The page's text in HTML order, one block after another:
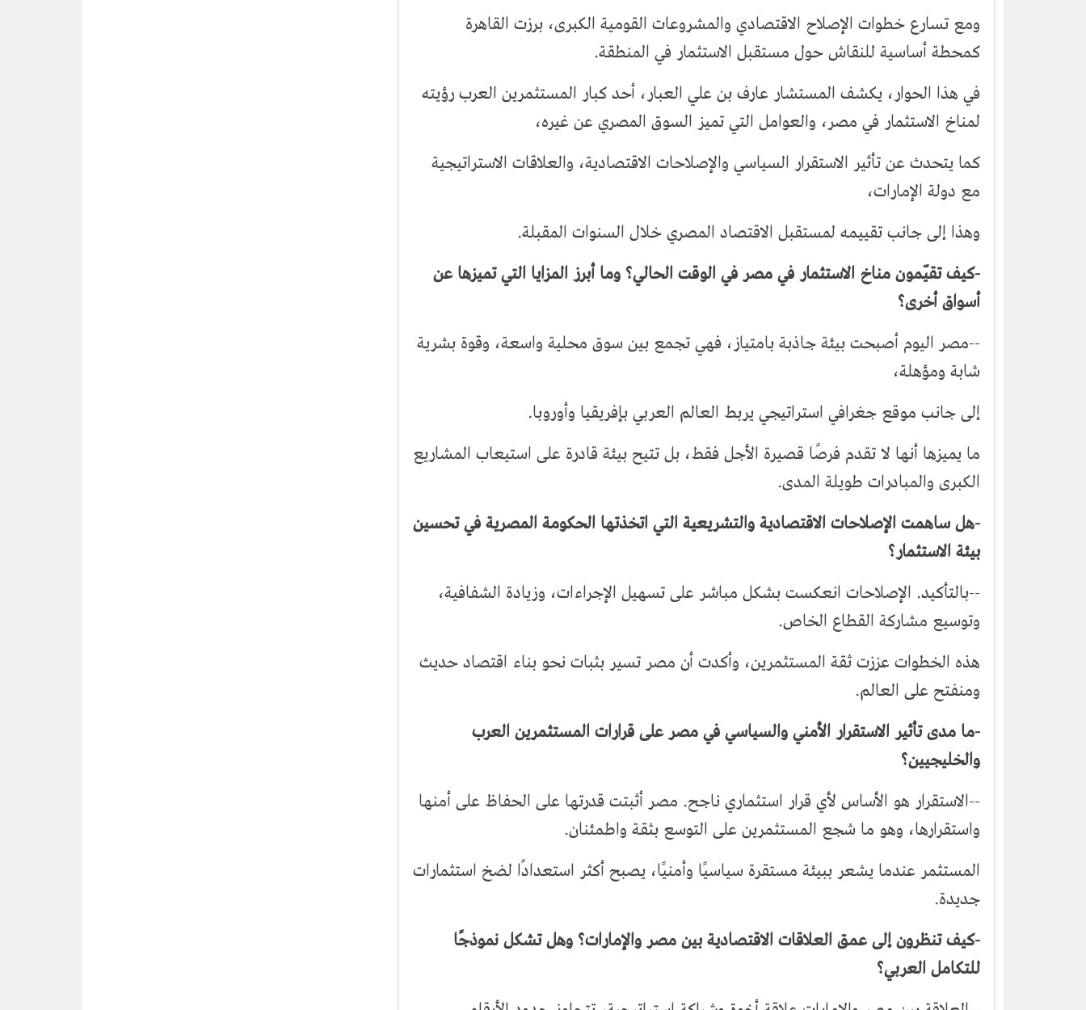
ومع تسارع خطوات الإصلاح الاقتصادي والمشروعات القومية الكبرى، برزت القاهرة
كمحطة أساسية للنقاش حول مستقبل الاستثمار في المنطقة.
في هذا الحوار، يكشف المستشار عارف بن علي العبار، أحد كبار المستثمرين العرب رؤيته
لمناخ الاستثمار في مصر، والعوامل التي تميز السوق المصري عن غيره،
كما يتحدث عن تأثير الاستقرار السياسي والإصلاحات الاقتصادية، والعلاقات الاستراتيجية
مع دولة الإمارات،
وهذا إلى جانب تقييمه لمستقبل الاقتصاد المصري خلال السنوات المقبلة.
-كيف تقيّمون مناخ الاستثمار في مصر في الوقت الحالي؟ وما أبرز المزايا التي تميزها عن
أسواق أخرى؟
--مصر اليوم أصبحت بيئة جاذبة بامتياز، فهي تجمع بين سوق محلية واسعة، وقوة بشرية
شابة ومؤهلة،
إلى جانب موقع جغرافي استراتيجي يربط العالم العربي بإفريقيا وأوروبا.
ما يميزها أنها لا تقدم فرصًا قصيرة الأجل فقط، بل تتيح بيئة قادرة على استيعاب المشاريع
الكبرى والمبادرات طويلة المدى.
-هل ساهمت الإصلاحات الاقتصادية والتشريعية التي اتخذتها الحكومة المصرية في تحسين
بيئة الاستثمار؟
--بالتأكيد. الإصلاحات انعكست بشكل مباشر على تسهيل الإجراءات، وزيادة الشفافية،
وتوسيع مشاركة القطاع الخاص.
هذه الخطوات عززت ثقة المستثمرين، وأكدت أن مصر تسير بثبات نحو بناء اقتصاد حديث
ومنفتح على العالم.
-ما مدى تأثير الاستقرار الأمني والسياسي في مصر على قرارات المستثمرين العرب
والخليجيين؟
--الاستقرار هو الأساس لأي قرار استثماري ناجح. مصر أثبتت قدرتها على الحفاظ على أمنها
واستقرارها، وهو ما شجع المستثمرين على التوسع بثقة واطمئنان.
المستثمر عندما يشعر ببيئة مستقرة سياسيًا وأمنيًا، يصبح أكثر استعدادًا لضخ استثمارات
جديدة.
-كيف تنظرون إلى عمق العلاقات الاقتصادية بين مصر والإمارات؟ وهل تشكل نموذجًا
للتكامل العربي؟